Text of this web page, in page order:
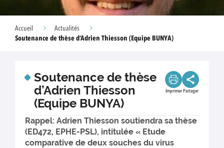
Accueil
Actualités
Soutenance de thèse d’Adrien Thiesson (Equipe BUNYA)
Soutenance de thèse
d’Adrien Thiesson
(Equipe BUNYA)
Imprimer Partager
Rappel: Adrien Thiesson soutiendra sa thèse
(ED472, EPHE-PSL), intitulée « Etude
comparative de deux souches du virus